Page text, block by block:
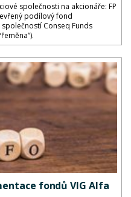
společnosti na akcionáře: FP
podílový fond
Conseq Funds
fondů VIG Alfa